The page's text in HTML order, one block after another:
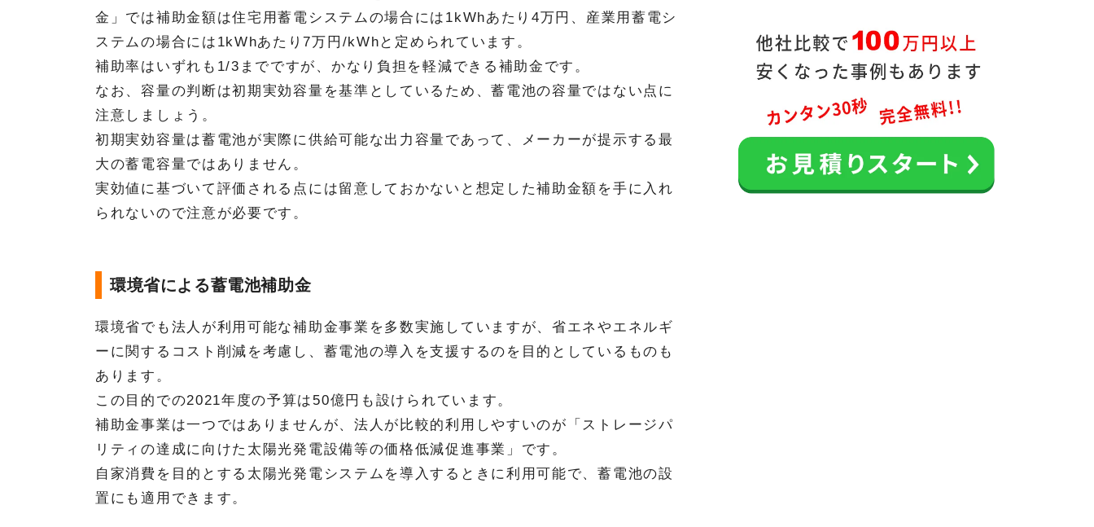
金」では補助金額は住宅用蓄電システムの場合には1kWhあたり4万円、産業用蓄電シ
ステムの場合には1kWhあたり7万円/kWhと定められています。
補助率はいずれも1/3までですが、かなり負担を軽減できる補助金です。
なお、容量の判断は初期実効容量を基準としているため、蓄電池の容量ではない点に
注意しましょう。
初期実効容量は蓄電池が実際に供給可能な出力容量であって、メーカーが提示する最
大の蓄電容量ではありません。
実効値に基づいて評価される点には留意しておかないと想定した補助金額を手に入れ
られないので注意が必要です。
環境省による蓄電池補助金
環境省でも法人が利用可能な補助金事業を多数実施していますが、省エネやエネルギ
ーに関するコスト削減を考慮し、蓄電池の導入を支援するのを目的としているものも
あります。
この目的での2021年度の予算は50億円も設けられています。
補助金事業は一つではありませんが、法人が比較的利用しやすいのが「ストレージパ
リティの達成に向けた太陽光発電設備等の価格低減促進事業」です。
自家消費を目的とする太陽光発電システムを導入するときに利用可能で、蓄電池の設
置にも適用できます。